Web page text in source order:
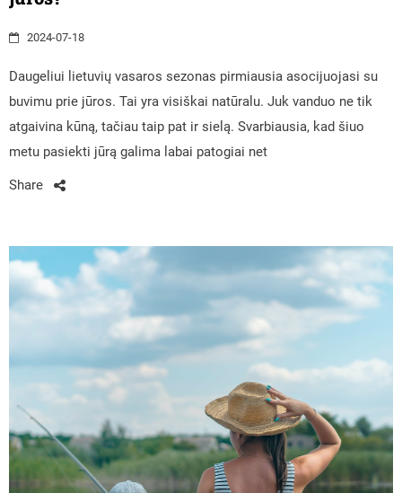
2024-07-18
Daugeliui lietuvių vasaros sezonas pirmiausia asocijuojasi su
buvimu prie jūros. Tai yra visiškai natūralu. Juk vanduo ne tik
atgaivina kūną, tačiau taip pat ir sielą. Svarbiausia, kad šiuo
metu pasiekti jūrą galima labai patogiai net
Share